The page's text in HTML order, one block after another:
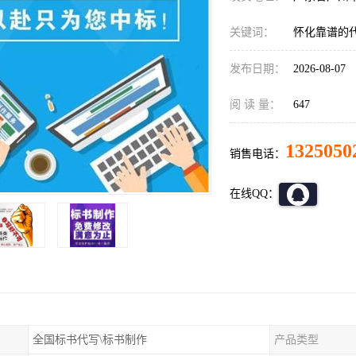
关键词： 怀化靠谱的
发布日期： 2026-08-07
阅 读 量： 647
销售电话：
在线QQ：
全国标书代写\标书制作 产品类型